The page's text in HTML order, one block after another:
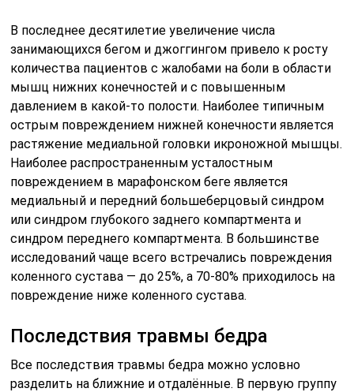
В последнее десятилетие увеличение числа
занимающихся бегом и джоггингом привело к росту
количества пациентов с жалобами на боли в области
мышц нижних конечностей и с повышенным
давлением в какой-то полости. Наиболее типичным
острым повреждением нижней конечности является
растяжение медиальной головки икроножной мышцы.
Наиболее распространенным усталостным
повреждением в марафонском беге является
медиальный и передний большеберцовый синдром
или синдром глубокого заднего компартмента и
синдром переднего компартмента. В большинстве
исследований чаще всего встречались повреждения
коленного сустава — до 25%, а 70-80% приходилось на
повреждение ниже коленного сустава.
Последствия травмы бедра
Все последствия травмы бедра можно условно
разделить на ближние и отдалённые. В первую группу